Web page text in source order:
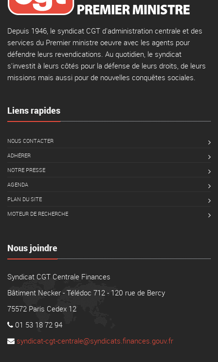
Depuis 1946, le syndicat CGT d'administration centrale et des
services du Premier ministre oeuvre avec les agents pour
défendre leurs revendications. Au quotidien, le syndicat
s'investit à leurs côtés pour la défense de leurs droits, de leurs
missions mais aussi pour de nouvelles conquêtes sociales.
Liens rapides
NOUS CONTACTER
ADHÉRER
NOTRE PRESSE
AGENDA
PLAN DU SITE
MOTEUR DE RECHERCHE
Nous joindre
Syndicat CGT Centrale Finances
Bâtiment Necker - Télédoc 712 - 120 rue de Bercy
75572 Paris Cedex 12
01 53 18 72 94
syndicat-cgt-centrale@syndicats.finances.gouv.fr